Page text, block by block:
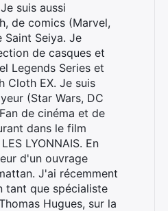
Je suis aussi
de comics (Marvel,
Saint Seiya. Je
de casques et
Legends Series et
Cloth EX. Je suis
(Star Wars, DC
de cinéma et de
dans le film
LYONNAIS. En
d'un ouvrage
J'ai récemment
tant que spécialiste
Hugues, sur la